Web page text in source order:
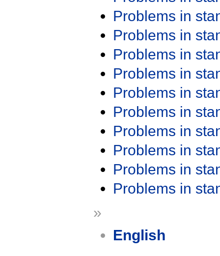
Problems in
Problems in
Problems in
Problems in
Problems in
Problems in
Problems in
Problems in
Problems in
Problems in
»
English